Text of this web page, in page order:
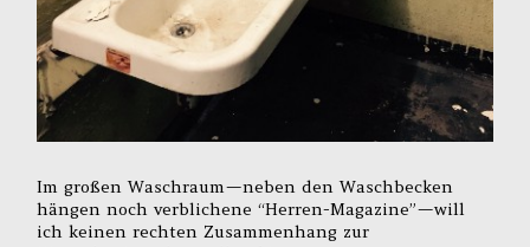
Im großen Waschraum — neben den Waschbecken
hängen noch verblichene “Herren-Magazine” — will
ich keinen rechten Zusammenhang zur